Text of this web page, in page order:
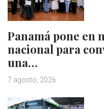
Panamá pone en
nacional para
una…
7 agosto, 2026